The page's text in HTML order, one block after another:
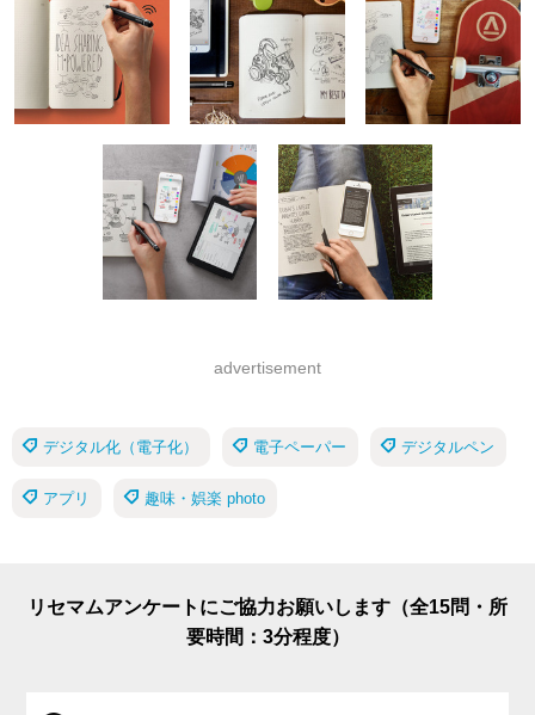
advertisement
デジタル化（電子化） 電子ペーパー デジタルペン
アプリ 趣味・娯楽 photo
リセマムアンケートにご協力お願いします（全15問・所
要時間：3分程度）